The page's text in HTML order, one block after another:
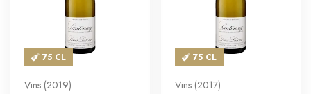
75 CL
Vins (2019)
75 CL
Vins (2017)